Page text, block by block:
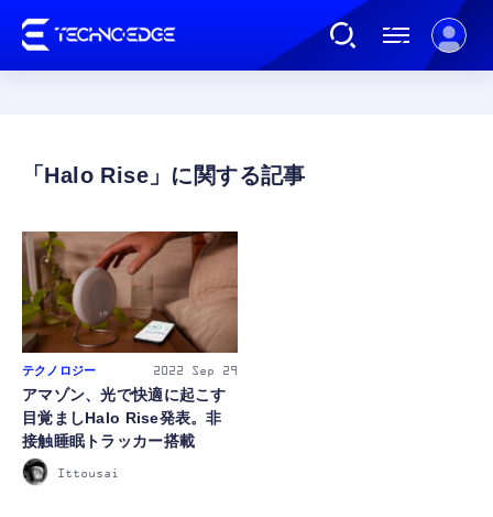
ガジェット
ゲーム
カルチャー
Halo Rise
テクノロジー 2022 Sep 29
アマゾン、光で快適に起こす
目覚ましHalo Rise発表。非
接触睡眠トラッカー搭載
Ittousai